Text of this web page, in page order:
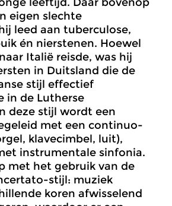
eigen slechte
leed aan tuberculose,
én nierstenen. Hoewel
Italië reisde, was hij
in Duitsland die de
stijl effectief
in de Lutherse
deze stijl wordt een
met een continuo-
klavecimbel, luit),
instrumentale sinfonia.
met het gebruik van de
stijl: muziek
koren afwisselend